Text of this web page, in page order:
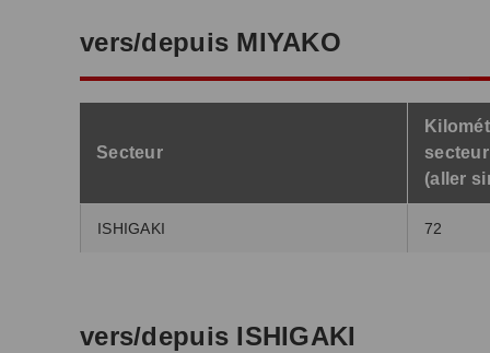
vers/depuis MIYAKO
Secteur
secteur
(aller
ISHIGAKI 72
vers/depuis ISHIGAKI